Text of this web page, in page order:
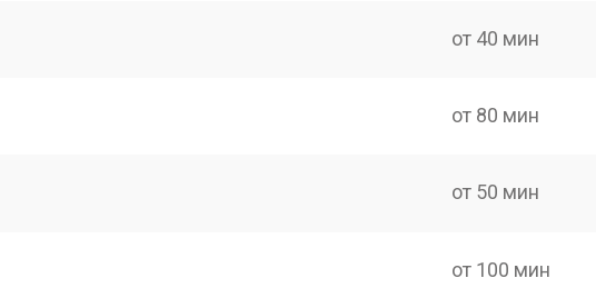
от 40 мин
от 80 мин
от 50 мин
от 100 мин